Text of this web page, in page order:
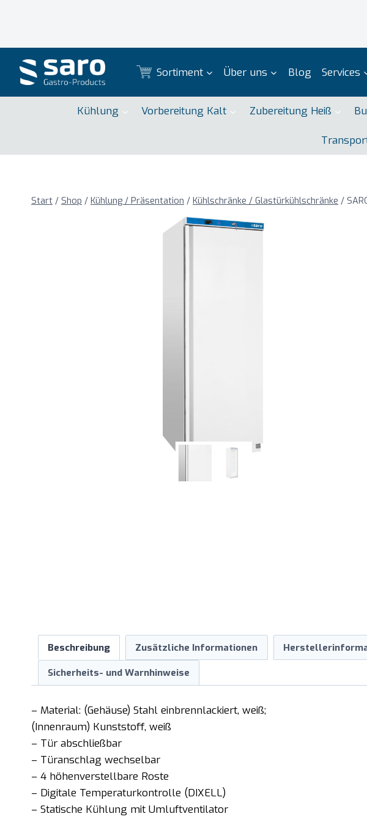
Sortiment Über uns Blog Services
Kühlung Vorbereitung Kalt Zubereitung Heiß
Start / Shop / Kühlung / Präsentation / Kühlschränke / Glastürkühlschränke /
Beschreibung Zusätzliche Informationen
Sicherheits- und Warnhinweise
– Material: (Gehäuse) Stahl einbrennlackiert, weiß;
(Innenraum) Kunststoff, weiß
– Tür abschließbar
– Türanschlag wechselbar
– 4 höhenverstellbare Roste
– Digitale Temperaturkontrolle (DIXELL)
– Statische Kühlung mit Umluftventilator